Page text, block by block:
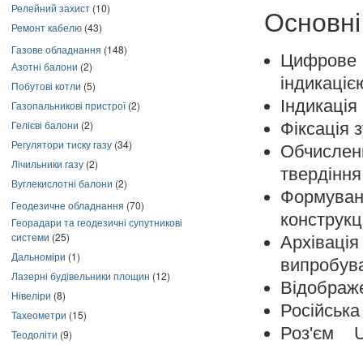
Релейний захист (10)
Ремонт кабелю (43)
Газове обладнання (148)
Азотні балони (2)
Побутові котли (5)
Газопальникові пристрої(2)
Гелієві балони (2)
Регулятори тиску газу (34)
Лічильники газу (2)
Вуглекислотні балони (2)
Геодезичне обладнання (70)
Георадари та геодезичні супутникові
системи (25)
Дальноміри (1)
Лазерні будівельники площин (12)
Нівеліри (8)
Тахеометри (15)
Теодоліти (9)
Цифрове
Фіксація
твердіння
Роз'єм